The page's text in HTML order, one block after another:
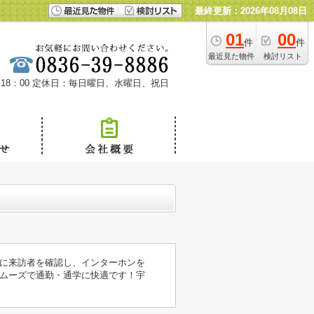
最終更新：2026年08月08日
01件
最近見た物件
00件
検討リスト
：00 定休日：毎日曜日、水曜日、祝日
来訪者を確認し、インターホンを
ーズで通勤・通学に快適です！宇